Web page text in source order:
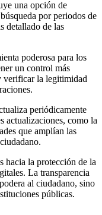
una opción de
por periodos de
detallado de las
poderosa para los
un control más
verificar la legitimidad
periódicamente
actualizaciones, como la
que amplían las
hacia la protección de la
La transparencia
al ciudadano, sino
públicas.